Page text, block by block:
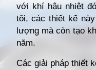
với khí hậu nhiệt
tôi, các thiết kế
lượng mà còn tạo
năm.
Các giải pháp thiết